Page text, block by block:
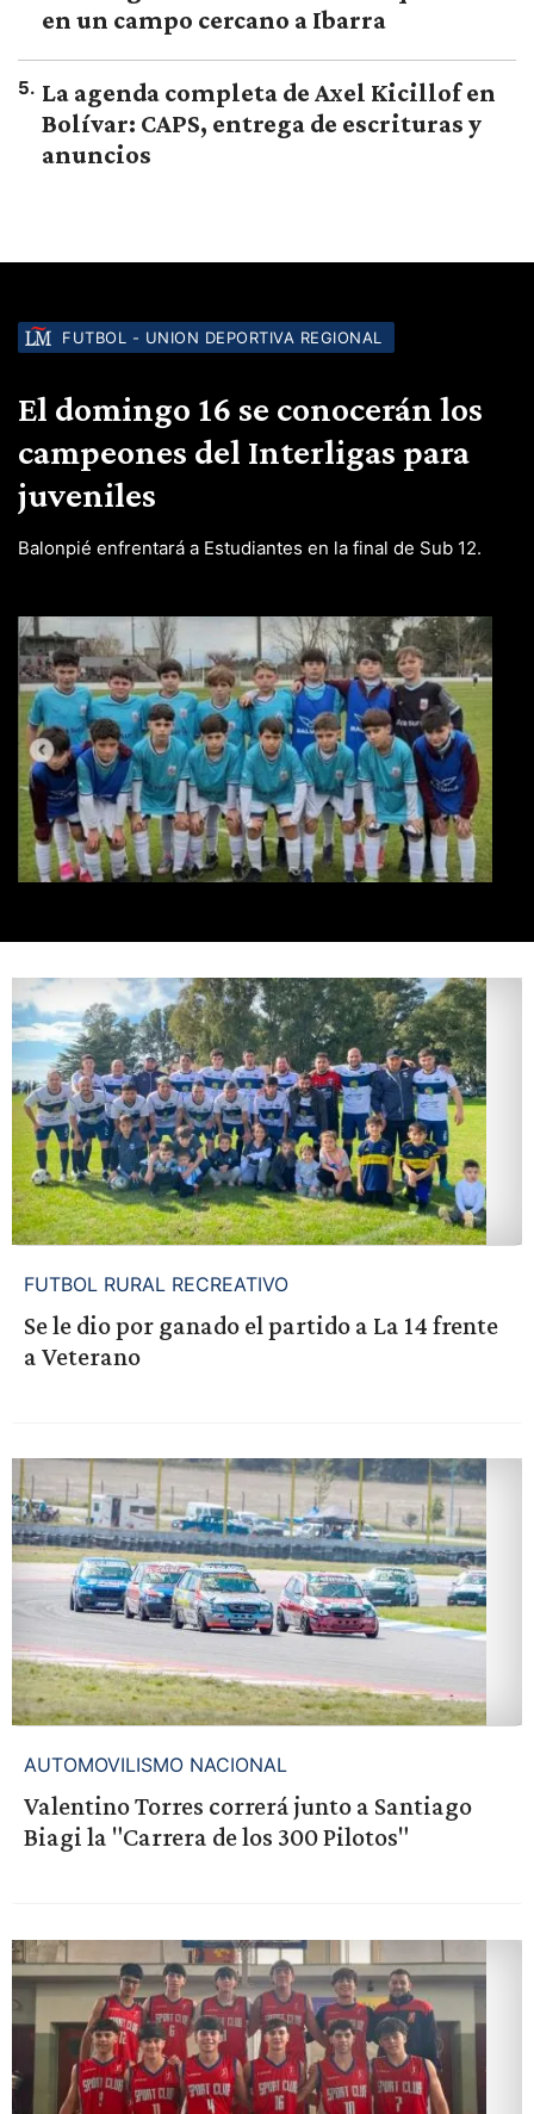
en un campo cercano a Ibarra
5. La agenda completa de Axel Kicillof en
Bolívar: CAPS, entrega de escrituras y
anuncios
FUTBOL - UNION DEPORTIVA REGIONAL
El domingo 16 se conocerán los
campeones del Interligas para
juveniles
Balonpié enfrentará a Estudiantes en la final de Sub 12.
FUTBOL RURAL RECREATIVO
Se le dio por ganado el partido a La 14 frente
a Veterano
AUTOMOVILISMO NACIONAL
Valentino Torres correrá junto a Santiago
Biagi la "Carrera de los 300 Pilotos"